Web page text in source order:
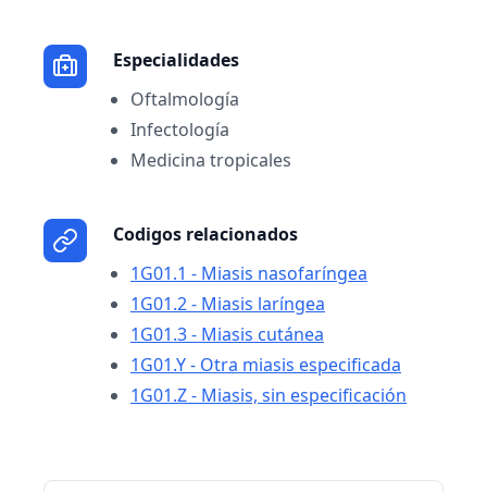
Especialidades
Oftalmología
Infectología
Medicina tropicales
Codigos relacionados
1G01.1 - Miasis nasofaríngea
1G01.2 - Miasis laríngea
1G01.3 - Miasis cutánea
1G01.Y - Otra miasis especificada
1G01.Z - Miasis, sin especificación